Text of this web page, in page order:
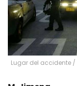
Lugar del accidente /